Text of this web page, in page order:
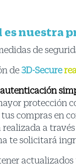
es nuestra
de
de3D-Secure
autenticación
protección
compras en
a
te solicitará